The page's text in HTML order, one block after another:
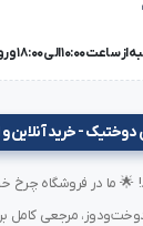
دوخت
بخیه
سرعت‌های بالا
مهارت اپراتور
شده این مدل در
ساعت 10:00 الی 15:00
- خرید آنلاین
مرجعی کامل